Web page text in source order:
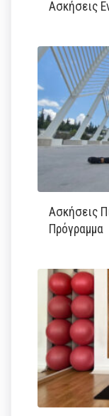
Ασκήσεις
Ασκήσεις
Πρόγραμμα